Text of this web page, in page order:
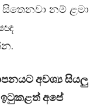
නම් ළමා
අවශ්‍ය සියලු
ඉටුකළත් අපේ